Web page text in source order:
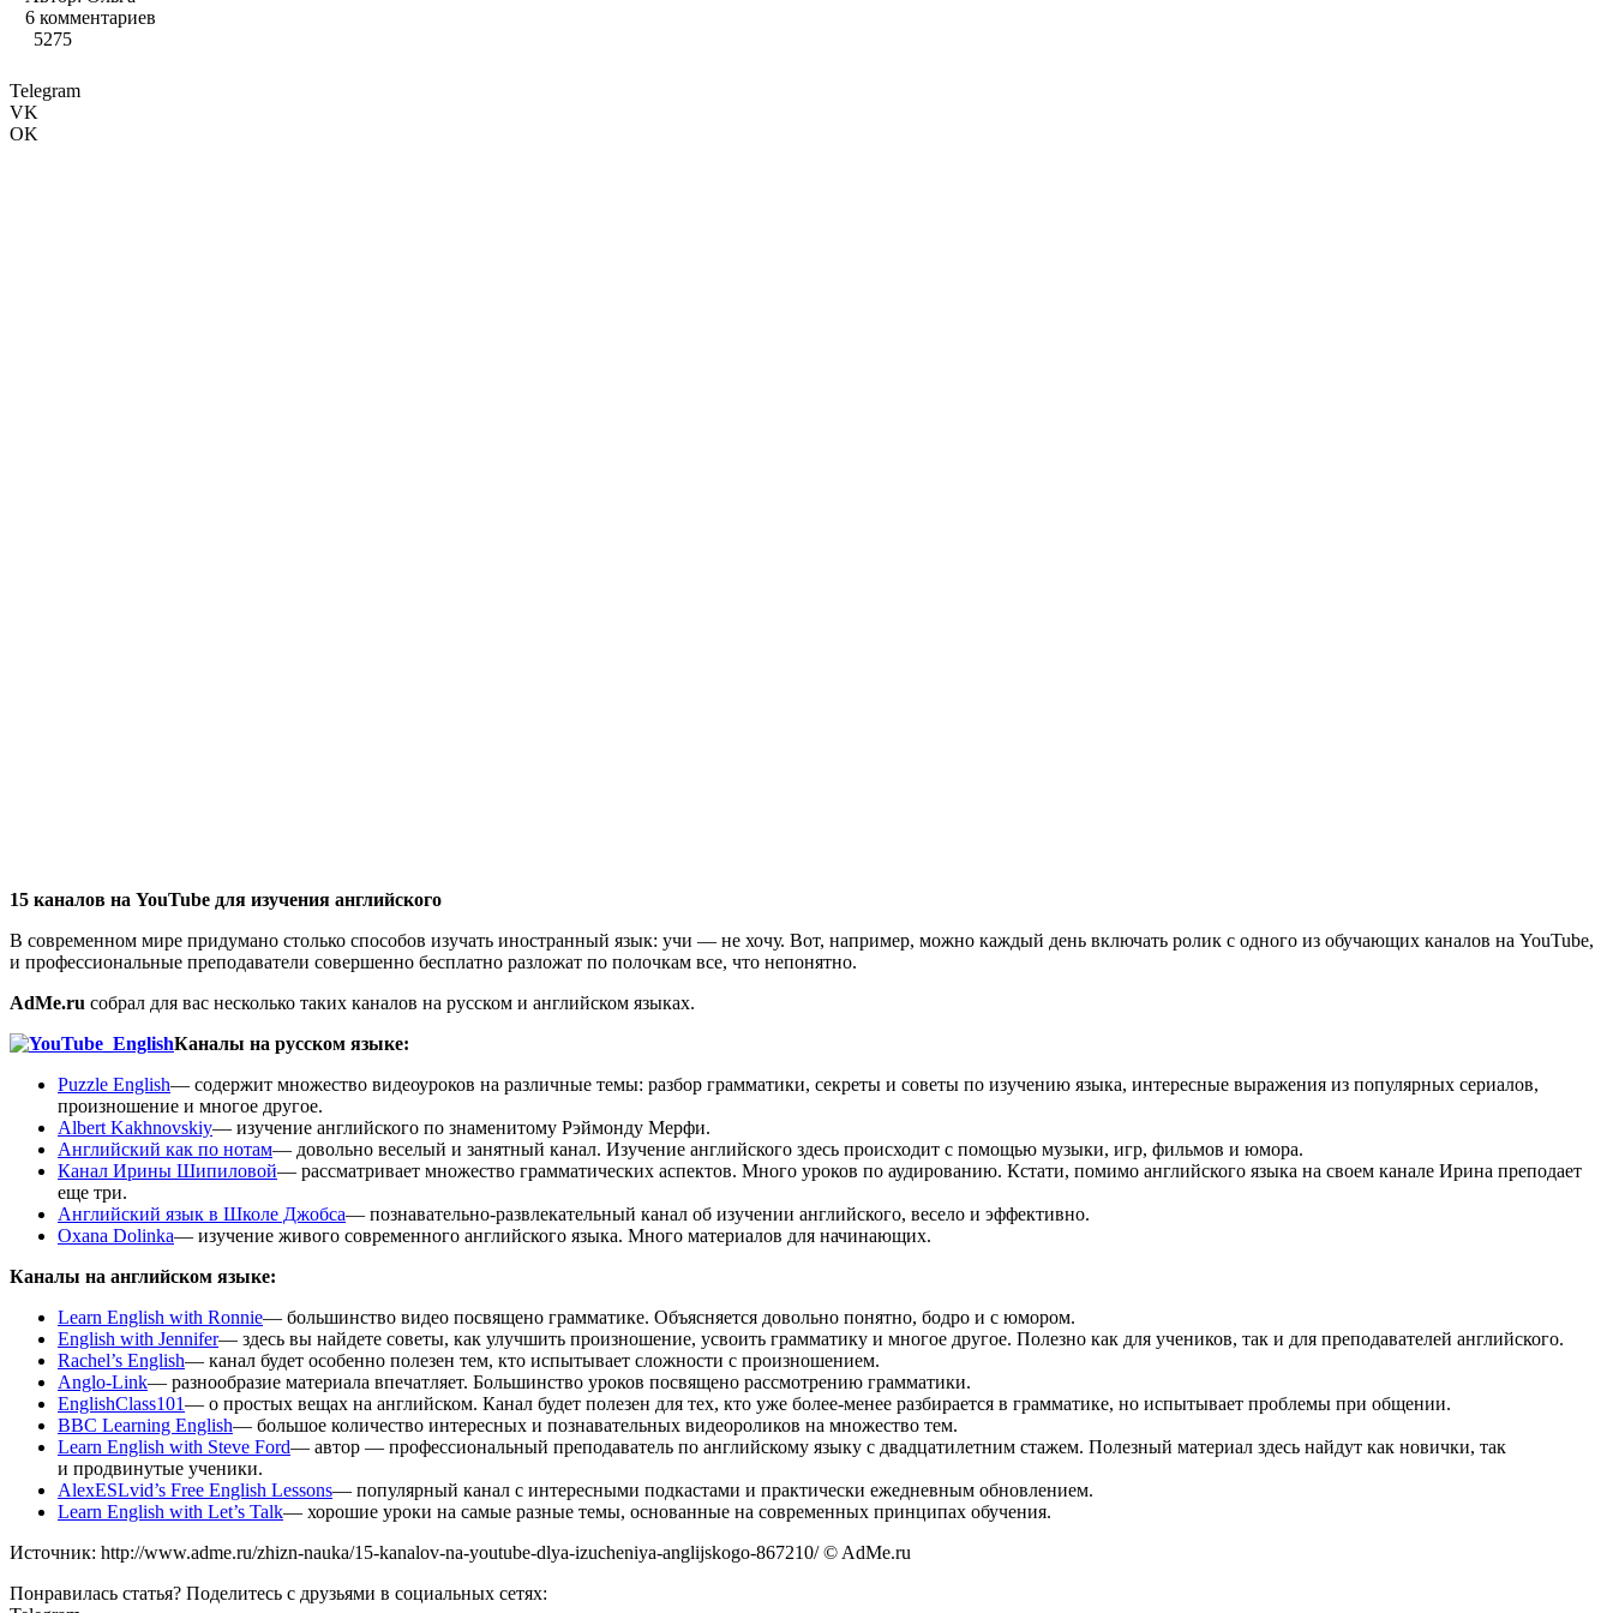
6 комментариев
5275
Telegram
VK
OK
15 каналов на YouTube для изучения английского
В современном мире придумано столько способов изучать иностранный язык: учи — не хочу. Вот, например, можно каждый день включать ролик с одного из обучающих каналов на YouTube,
и профессиональные преподаватели совершенно бесплатно разложат по полочкам все, что непонятно.
AdMe.ru собрал для вас несколько таких каналов на русском и английском языках.
Каналы на русском языке:
Puzzle English— содержит множество видеоуроков на различные темы: разбор грамматики, секреты и советы по изучению языка, интересные выражения из популярных сериалов,
произношение и многое другое.
Albert Kakhnovskiy— изучение английского по знаменитому Рэймонду Мерфи.
Английский как по нотам— довольно веселый и занятный канал. Изучение английского здесь происходит с помощью музыки, игр, фильмов и юмора.
Канал Ирины Шипиловой— рассматривает множество грамматических аспектов. Много уроков по аудированию. Кстати, помимо английского языка на своем канале Ирина преподает
еще три.
Английский язык в Школе Джобса— познавательно-развлекательный канал об изучении английского, весело и эффективно.
Oxana Dolinka— изучение живого современного английского языка. Много материалов для начинающих.
Каналы на английском языке:
Learn English with Ronnie— большинство видео посвящено грамматике. Объясняется довольно понятно, бодро и с юмором.
English with Jennifer— здесь вы найдете советы, как улучшить произношение, усвоить грамматику и многое другое. Полезно как для учеников, так и для преподавателей английского.
Rachel’s English— канал будет особенно полезен тем, кто испытывает сложности с произношением.
Anglo-Link— разнообразие материала впечатляет. Большинство уроков посвящено рассмотрению грамматики.
EnglishClass101— о простых вещах на английском. Канал будет полезен для тех, кто уже более-менее разбирается в грамматике, но испытывает проблемы при общении.
BBC Learning English— большое количество интересных и познавательных видеороликов на множество тем.
Learn English with Steve Ford— автор — профессиональный преподаватель по английскому языку с двадцатилетним стажем. Полезный материал здесь найдут как новички, так
и продвинутые ученики.
AlexESLvid’s Free English Lessons— популярный канал с интересными подкастами и практически ежедневным обновлением.
Learn English with Let’s Talk— хорошие уроки на самые разные темы, основанные на современных принципах обучения.
Источник: http://www.adme.ru/zhizn-nauka/15-kanalov-na-youtube-dlya-izucheniya-anglijskogo-867210/ © AdMe.ru
Понравилась статья? Поделитесь с друзьями в социальных сетях: